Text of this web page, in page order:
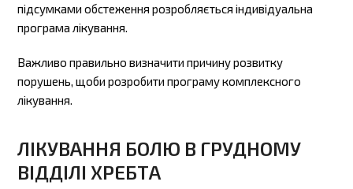
підсумками обстеження розробляється індивідуальна
програма лікування.
Важливо правильно визначити причину розвитку
порушень, щоби розробити програму комплексного
лікування.
ЛІКУВАННЯ БОЛЮ В ГРУДНОМУ
ВІДДІЛІ ХРЕБТА